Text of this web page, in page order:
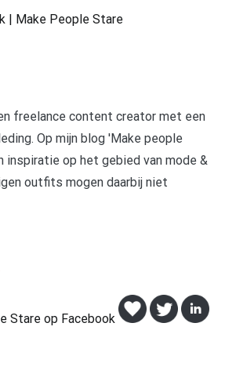
freelance content creator met een
Op mijn blog 'Make people
inspiratie op het gebied van mode &
outfits mogen daarbij niet